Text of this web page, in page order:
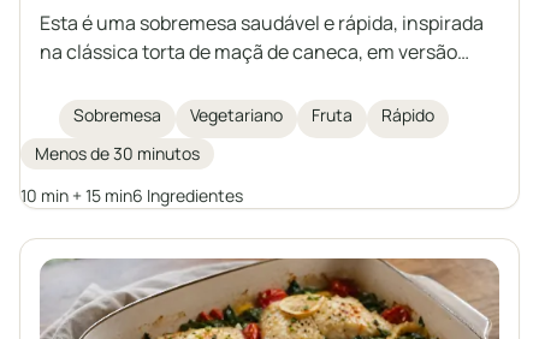
Esta é uma sobremesa saudável e rápida, inspirada
na clássica torta de maçã de caneca, em versão
canela, um delicado creme de iogurte com
sementes de chia e amêndoas crocantes por cima.
Ideal para quem se preocupa com a dieta e gosta de
doces caseiros.
Sobremesa Vegetariano Fruta
Rápido
Menos de 30 minutos
10 min + 15 min6 Ingredientes